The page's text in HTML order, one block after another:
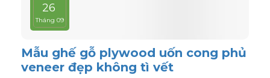
26
Tháng 09
Mẫu ghế gỗ plywood uốn cong phủ
veneer đẹp không tì vết